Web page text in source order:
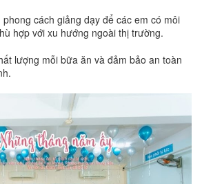
cách giảng dạy để các em có môi
hợp với xu hướng ngoài thị trường.
lượng mỗi bữa ăn và đảm bảo an toàn